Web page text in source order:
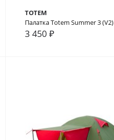
TOTEM
Палатка Totem Summer 3 (V2)
3 450 ₽
В сравнение